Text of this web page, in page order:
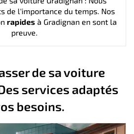
de l'importance du temps. Nos
rapides à Gradignan en sont la
preuve.
de sa voiture
services adaptés
besoins.